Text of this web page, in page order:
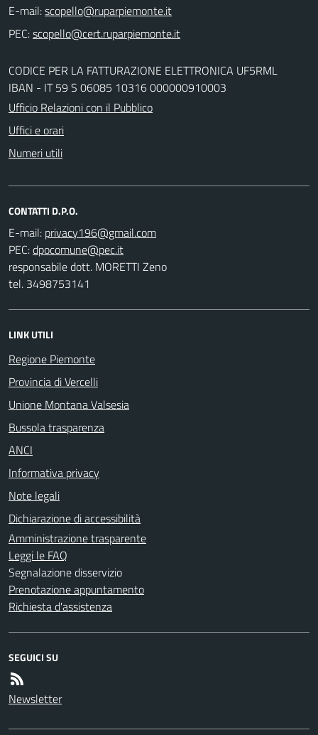
E-mail:
PEC:
CODICE PER LA FATTURAZIONE ELETTRONICA UF5RML
IBAN - IT 59 S 06085 10316 000000910003
Ufficio Relazioni con il Pubblico
Uffici e orari
Numeri utili
CONTATTI D.P.O.
E-mail:
PEC:
responsabile dott. MORETTI Zeno
tel. 3498753141
LINK UTILI
Regione Piemonte
Provincia di Vercelli
Unione Montana Valsesia
Bussola trasparenza
ANCI
Informativa privacy
Note legali
Dichiarazione di accessibilità
Amministrazione trasparente
Leggi le FAQ
Segnalazione disservizio
Prenotazione appuntamento
Richiesta d'assistenza
SEGUICI SU
Newsletter